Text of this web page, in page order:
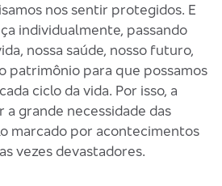
nos sentir protegidos. E
individualmente, passando
nossa saúde, nosso futuro,
patrimônio para que possamos
ciclo da vida. Por isso, a
a grande necessidade das
marcado por acontecimentos
vezes devastadores.